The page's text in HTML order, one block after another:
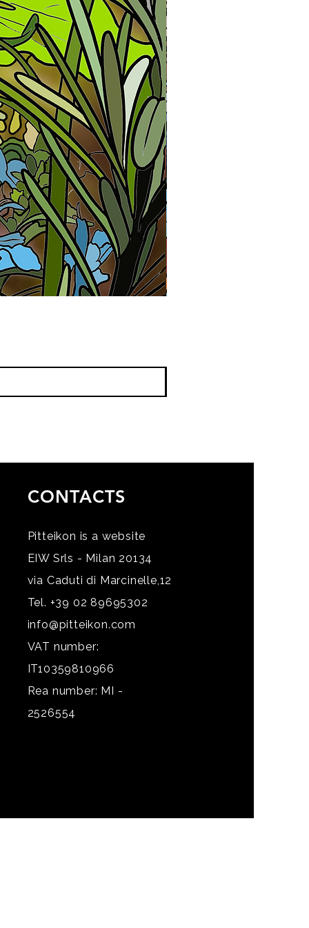
CONTACTS
Pitteikon is a website
EIW Srls - Milan 20134
via Caduti di Marcinelle,12
Tel. +39 02 89695302
info@pitteikon.com
VAT number:
IT10359810966
Rea number: MI -
2526554